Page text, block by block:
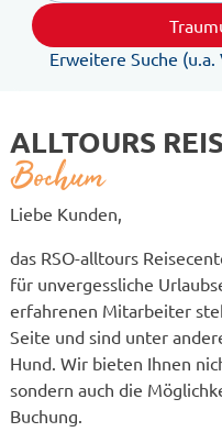
Erweitere Suche
ALLTOURS
Bochum
Liebe Kunden,
das RSO-alltours
für unvergessliche
erfahrenen Mitarbeiter
Seite und sind unter
Hund. Wir bieten Ihnen
sondern auch die
Buchung.